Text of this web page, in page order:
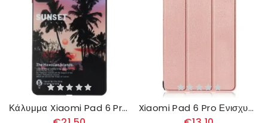
Κάλυμμα Xiaomi Pad 6 Pro Ηλιοβασίλεμα Xiaomi Pad 6 Pro Ενισχυμένο